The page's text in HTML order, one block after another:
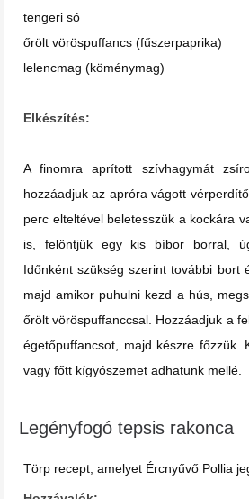
tengeri só
őrölt vöröspuffancs (fűszerpaprika)
lelencmag (köménymag)
Elkészítés:
A finomra aprított szívhagymát
hozzáadjuk az apróra vágott
perc elteltével beletesszük a kockára
is, felöntjük egy kis bíbor borral,
Időnként szükség szerint további bort
majd amikor puhulni kezd a hús,
őrölt vöröspuffanccsal. Hozzáadjuk a
égetőpuffancsot, majd készre főzzük.
vagy főtt kígyószemet adhatunk mellé.
Legényfogó tepsis rakonca
Törp recept, amelyet Ércnyűvő Pollia